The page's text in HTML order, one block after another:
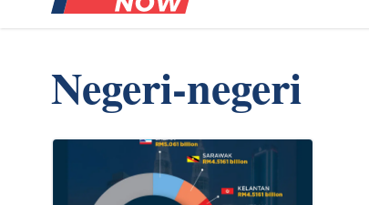
Negeri-negeri